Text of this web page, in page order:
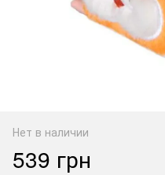
Нет в наличии
539 грн